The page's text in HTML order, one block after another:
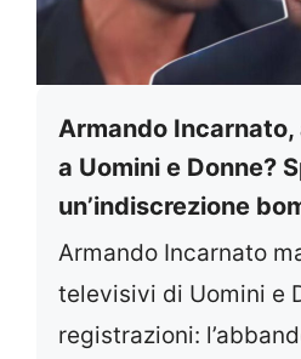
Armando
a Uomini e Donne?
un’indiscrezione
Armando Incarnato
televisivi di Uomini e
registrazioni: